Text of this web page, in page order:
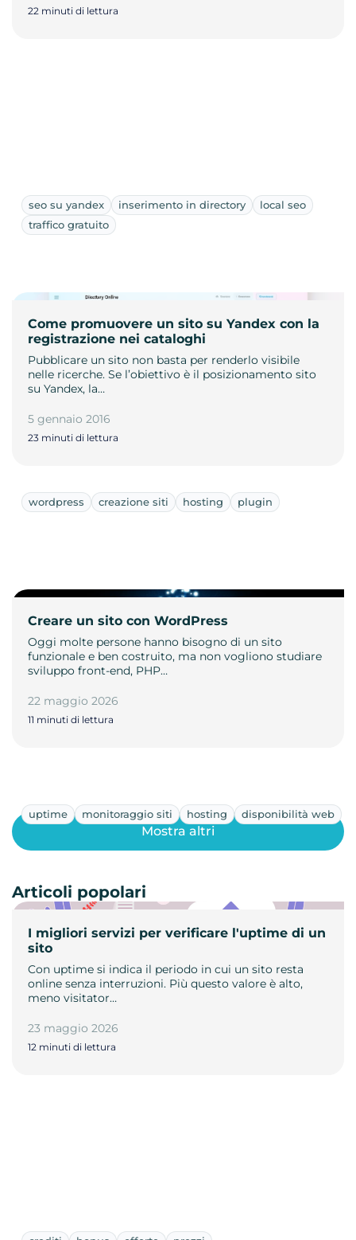
22 minuti di lettura
seo su yandex inserimento in directory
local seo
traffico gratuito
Come promuovere un sito su Yandex con la
registrazione nei cataloghi
Pubblicare un sito non basta per renderlo visibile
nelle ricerche. Se l’obiettivo è il posizionamento sito
su Yandex, la…
5 gennaio 2016
23 minuti di lettura
wordpress creazione siti hosting plugin
Creare un sito con WordPress
Oggi molte persone hanno bisogno di un sito
funzionale e ben costruito, ma non vogliono studiare
sviluppo front-end, PHP…
22 maggio 2026
11 minuti di lettura
uptime monitoraggio siti hosting disponibilità web
I migliori servizi per verificare l'uptime di un
sito
Con uptime si indica il periodo in cui un sito resta
online senza interruzioni. Più questo valore è alto,
meno visitator…
23 maggio 2026
12 minuti di lettura
Mostra altri
Articoli popolari